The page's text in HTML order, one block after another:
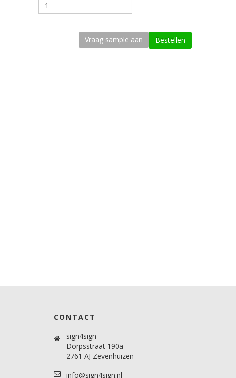
CONTACT
sign4sign
Dorpsstraat 190a
2761 AJ Zevenhuizen
info@sign4sign.nl